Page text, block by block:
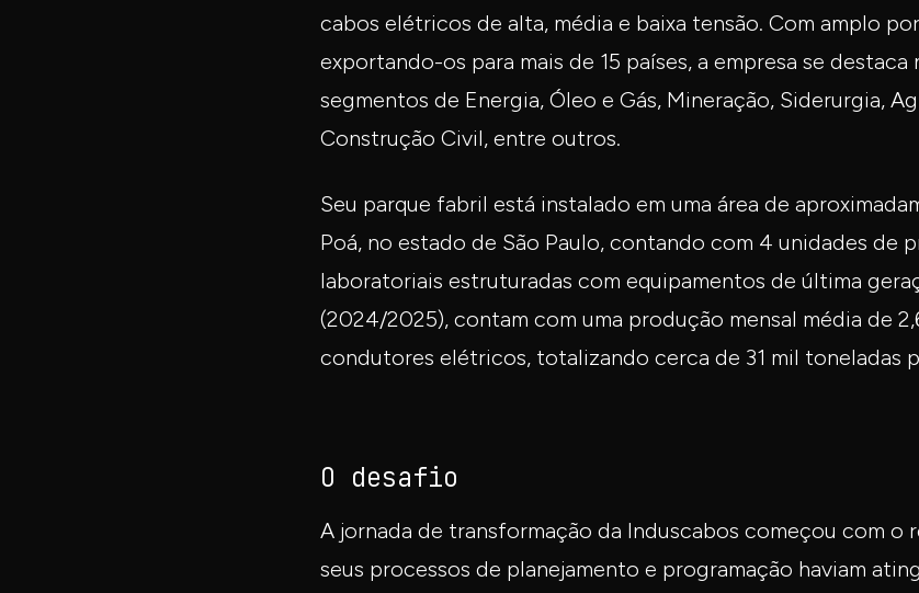
cabos elétricos de alta, média e baixa tensão. Com amplo
exportando-os para mais de 15 países, a empresa se destaca
segmentos de Energia, Óleo e Gás, Mineração, Siderurgia,
Construção Civil, entre outros.
Seu parque fabril está instalado em uma área de
Poá, no estado de São Paulo, contando com 4 unidades de
laboratoriais estruturadas com equipamentos de última
(2024/2025), contam com uma produção mensal média de
condutores elétricos, totalizando cerca de 31 mil toneladas
O desafio
A jornada de transformação da Induscabos começou com o
seus processos de planejamento e programação haviam